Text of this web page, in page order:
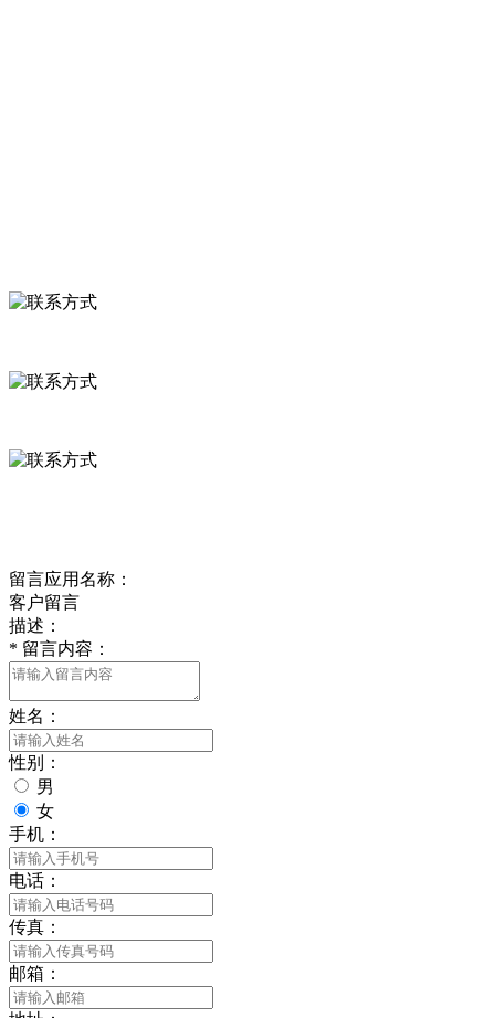
留言应用名称：
客户留言
描述：
* 留言内容：
姓名：
性别：
男
女
手机：
电话：
传真：
邮箱：